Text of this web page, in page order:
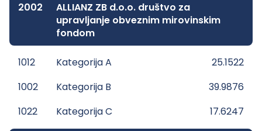
2002
ALLIANZ ZB d.o.o. društvo za
upravljanje obveznim mirovinskim
fondom
1012 Kategorija A
25.1522
1002
Kategorija B
39.9876
1022
Kategorija C 17.6247